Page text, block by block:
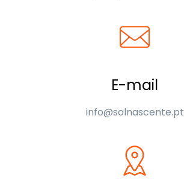
E-mail
info@solnascente.pt